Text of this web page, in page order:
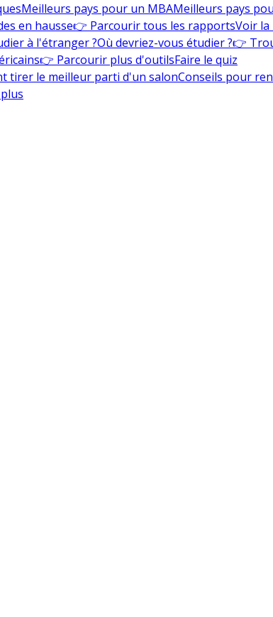
Meilleurs pays pour un MBAMeilleurs pays
en hausse👉 Parcourir tous les rapportsVoir la
à l'étranger ?Où devriez-vous étudier ?👉
👉 Parcourir plus d'outilsFaire le quiz
tirer le meilleur parti d'un salonConseils pour